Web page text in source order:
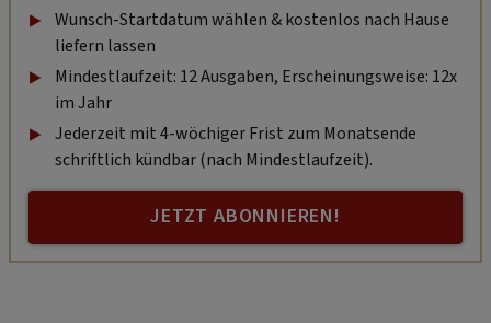
Wunsch-Startdatum wählen & kostenlos nach Hause
liefern lassen
Mindestlaufzeit: 12 Ausgaben, Erscheinungsweise: 12x
im Jahr
Jederzeit mit 4-wöchiger Frist zum Monatsende
schriftlich kündbar (nach Mindestlaufzeit).
JETZT ABONNIEREN!